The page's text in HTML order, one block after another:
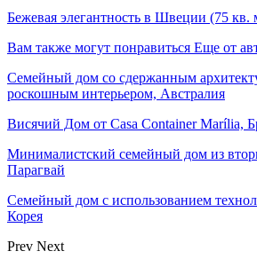
Бежевая элегантность в Швеции (75 кв.
Вам также могут понравиться Еще от
Семейный дом со сдержанным
роскошным интерьером, Австралия
Висячий Дом от Casa Container Marília,
Минималистский семейный дом из
Парагвай
Семейный дом с использованием
Корея
Prev Next